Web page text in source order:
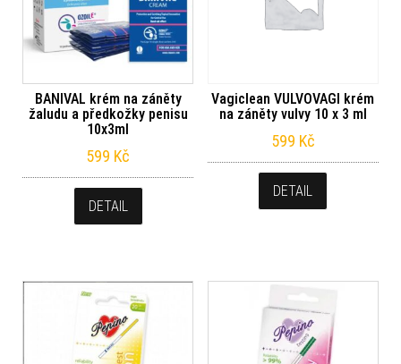
BANIVAL krém na záněty
žaludu a předkožky penisu
10x3ml
599 Kč
DETAIL
Vagiclean VULVOVAGI krém
na záněty vulvy 10 x 3 ml
599 Kč
DETAIL